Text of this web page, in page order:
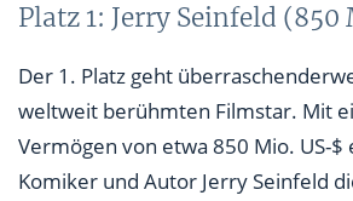
Platz 1: Jerry Seinfeld (850
Der 1. Platz geht
weltweit berühmten Filmstar. Mit
Vermögen von etwa 850 Mio. US-
Komiker und Autor Jerry Seinfeld